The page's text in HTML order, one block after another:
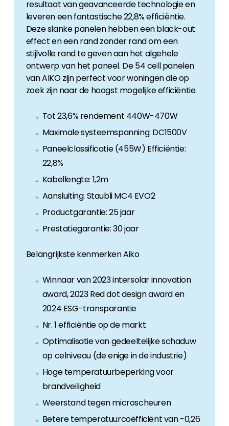
resultaat van geavanceerde technologie en
leveren een fantastische 22,8% efficiëntie.
Deze slanke panelen hebben een black-out
effect en een rand zonder rand om een
stijlvolle rand te geven aan het algehele
ontwerp van het paneel. De 54 cell panelen
van AIKO zijn perfect voor woningen die op
zoek zijn naar de hoogst mogelijke efficiëntie.
Tot 23,6% rendement 440W-470W
Maximale systeemspanning: DC1500V
Paneelclassificatie (455W) Efficiëntie:
22,8%
Kabellengte: 1,2m
Aansluiting: Staubli MC4 EVO2
Productgarantie: 25 jaar
Prestatiegarantie: 30 jaar
Belangrijkste kenmerken Aiko
Winnaar van 2023 intersolar innovation
award, 2023 Red dot design award en
2024 ESG-transparantie
Nr. 1 efficiëntie op de markt
Optimalisatie van gedeeltelijke schaduw
op celniveau (de enige in de industrie)
Hoge temperatuurbeperking voor
brandveiligheid
Weerstand tegen microscheuren
Betere temperatuurcoëfficiënt van -0,26